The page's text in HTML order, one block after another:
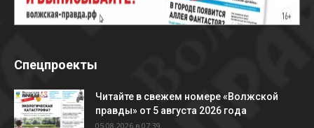
Спецпроекты
Читайте в свежем номере «Волжской
правды» от 5 августа 2026 года
05.08.2026 в 07:39